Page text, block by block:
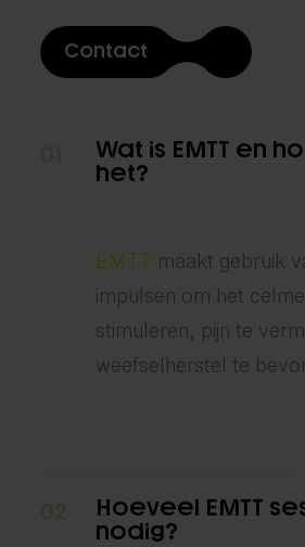
Contact
Wat is EMTT en
het?
EMTT maakt gebruik
impulsen om het
stimuleren, pijn te
weefselherstel te
Hoeveel EMTT
nodig?